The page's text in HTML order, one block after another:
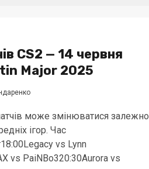
CS2 — 14 червня
Major 2025
може змінюватися залежно
ігор. Час
vs Lynn
vs PaiNBo320:30Aurora vs